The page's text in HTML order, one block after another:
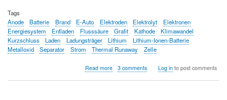
Tags
Anode
Batterie Brand E-Auto Elektroden Elektrolyt
Elektronen
Energiesystem
Entladen Flusssäure Grafit Kathode
Klimawandel
Kurzschluss
Laden Ladungsträger Lithium
Lithium-Ionen-Batterie
Metalloxid
Separator Strom Thermal Runaway Zelle
Read moreabout
3 comments Log into post comments